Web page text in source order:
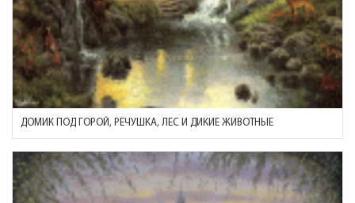
ДОМИК ПОД ГОРОЙ, РЕЧУШКА, ЛЕС И ДИКИЕ ЖИВОТНЫЕ